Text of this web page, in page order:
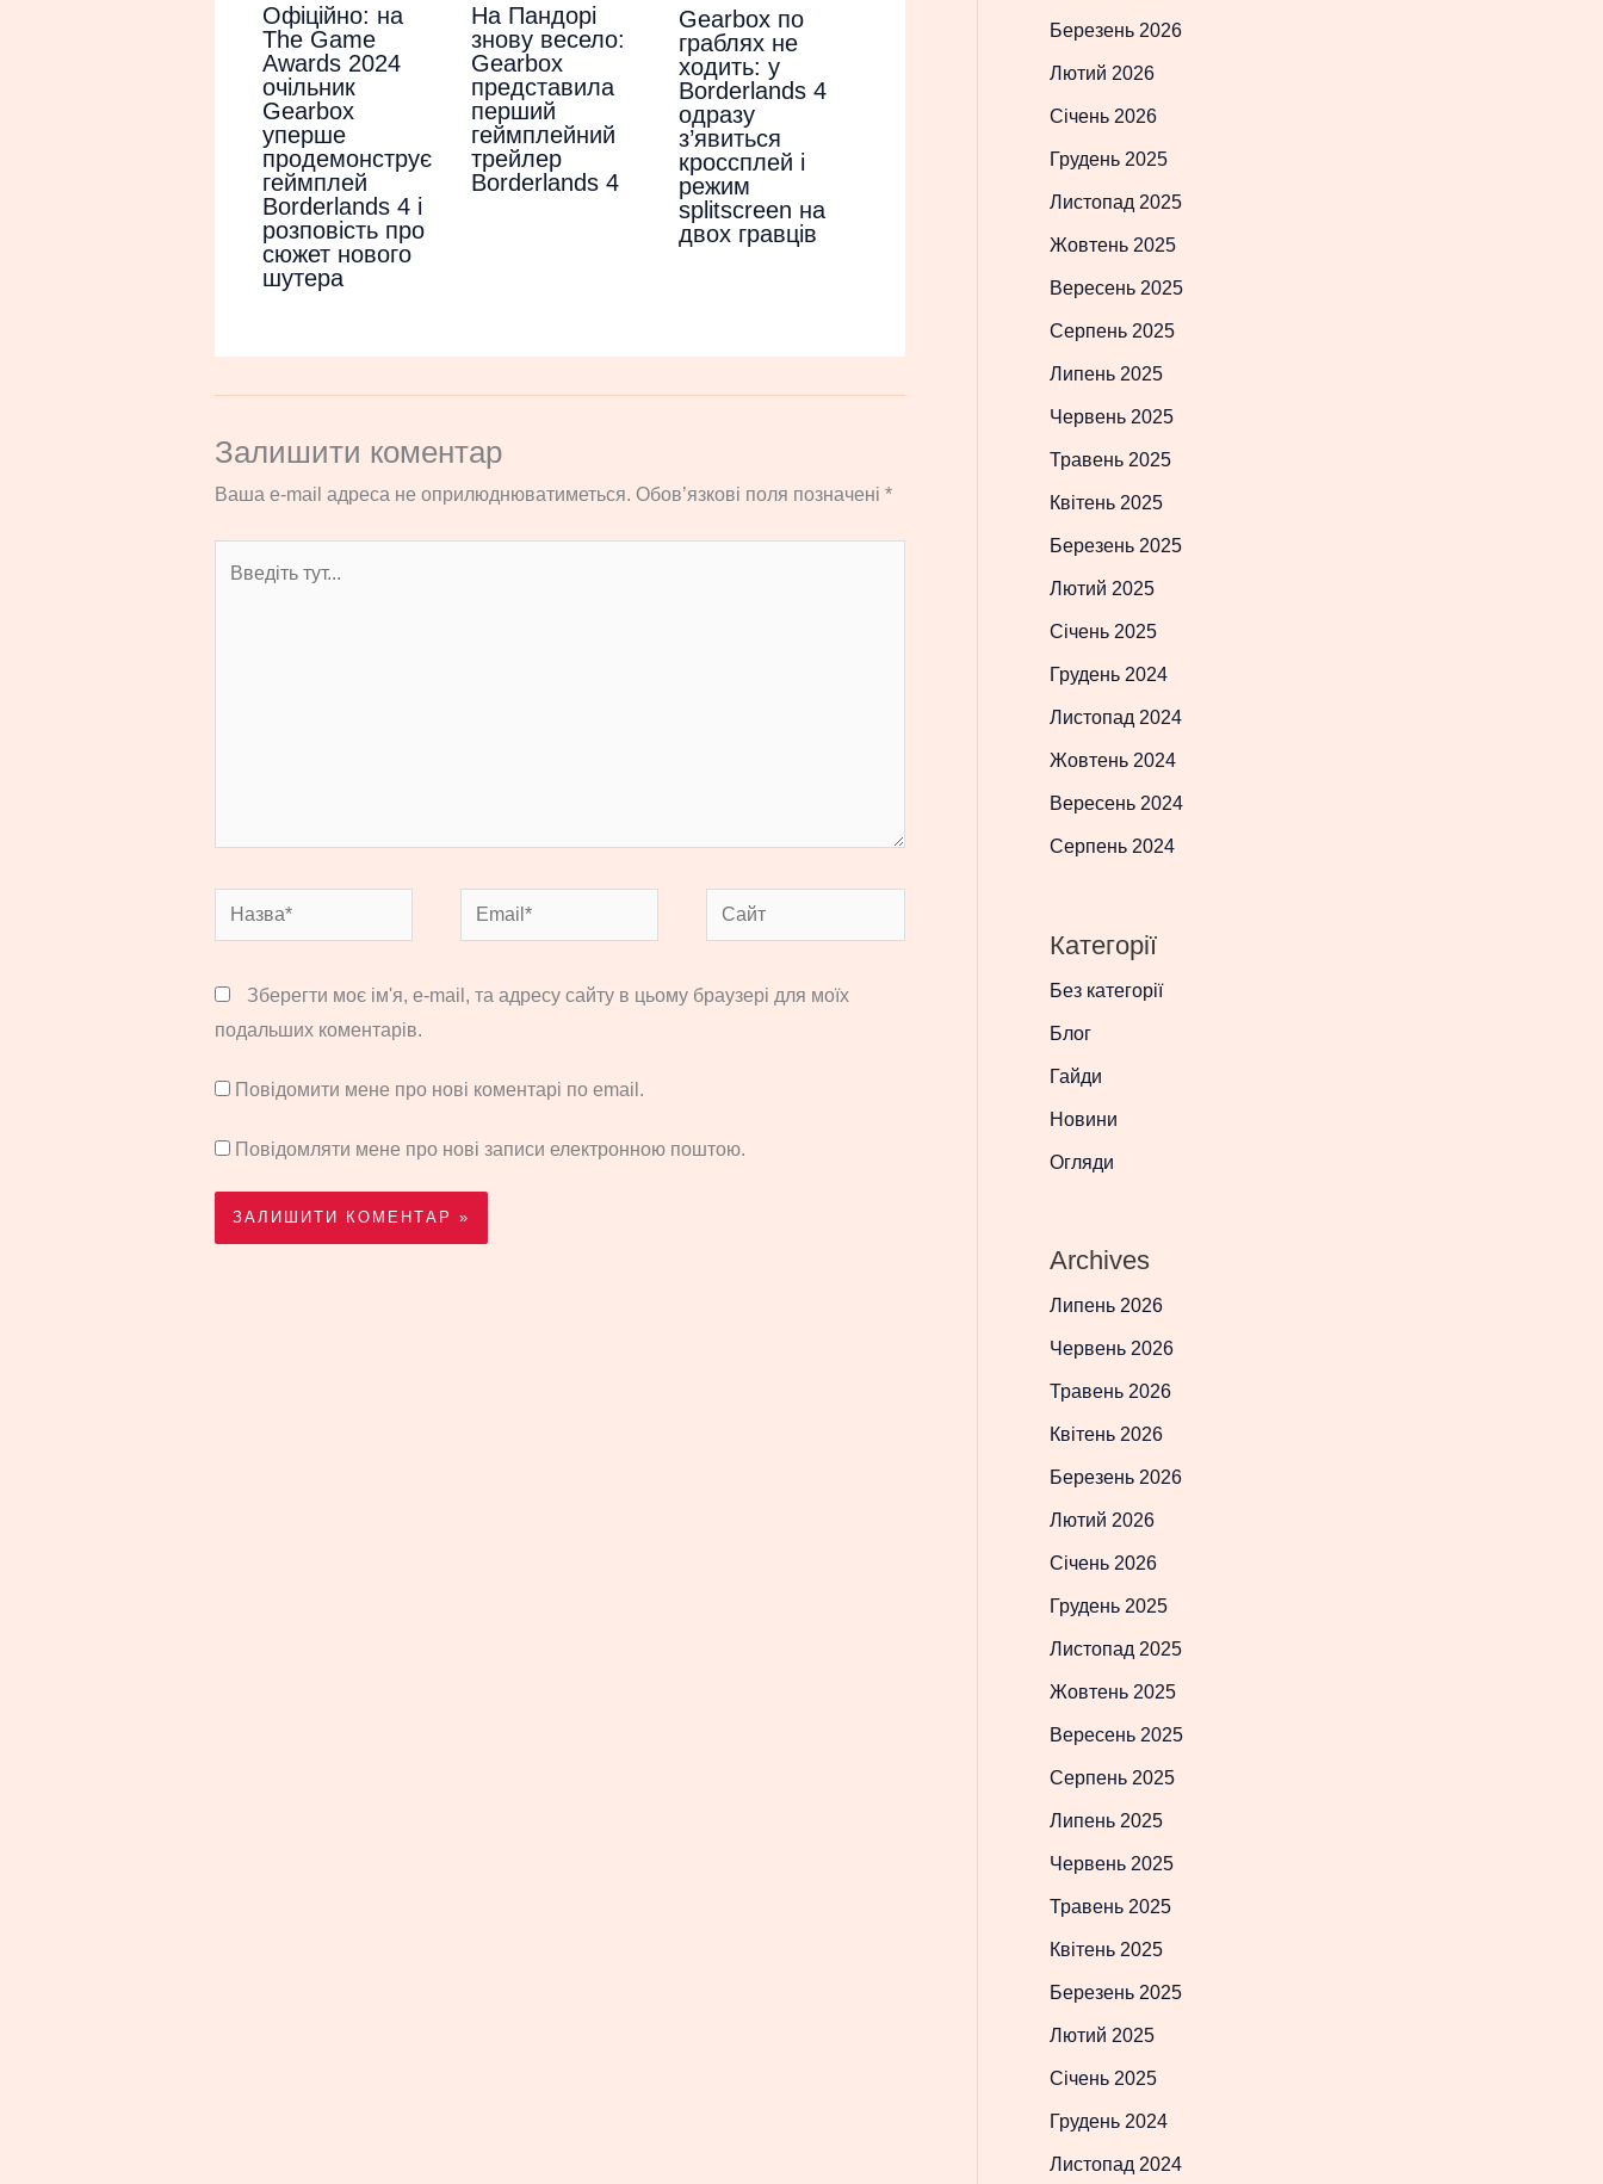
Офіційно: на
The Game
Awards 2024
очільник
Gearbox
уперше
продемонструє
геймплей
Borderlands 4 і
розповість про
сюжет нового
шутера
На Пандорі
знову весело:
Gearbox
представила
перший
геймплейний
трейлер
Borderlands 4
Gearbox по
граблях не
ходить: у
Borderlands 4
одразу
з’явиться
кроссплей і
режим
splitscreen на
двох гравців
Залишити коментар
Ваша e-mail адреса не оприлюднюватиметься. Обов’язкові поля позначені *
Назва* Email* Сайт
Зберегти моє ім'я, e-mail, та адресу сайту в цьому браузері для моїх
подальших коментарів.
Повідомити мене про нові коментарі по email.
Повідомляти мене про нові записи електронною поштою.
Березень 2026
Лютий 2026
Січень 2026
Грудень 2025
Листопад 2025
Жовтень 2025
Вересень 2025
Серпень 2025
Липень 2025
Червень 2025
Травень 2025
Квітень 2025
Березень 2025
Лютий 2025
Січень 2025
Грудень 2024
Листопад 2024
Жовтень 2024
Вересень 2024
Серпень 2024
Категорії
Без категорії
Блог
Гайди
Новини
Огляди
Archives
Липень 2026
Червень 2026
Травень 2026
Квітень 2026
Березень 2026
Лютий 2026
Січень 2026
Грудень 2025
Листопад 2025
Жовтень 2025
Вересень 2025
Серпень 2025
Липень 2025
Червень 2025
Травень 2025
Квітень 2025
Березень 2025
Лютий 2025
Січень 2025
Грудень 2024
Листопад 2024